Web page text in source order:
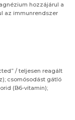
hozzájárul a
az immunrendszer
/ teljesen reagált
csomósodást gátló
(B6-vitamin);